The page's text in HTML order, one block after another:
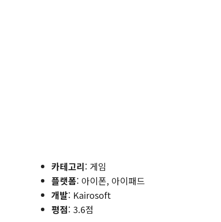
카테고리: 게임
플랫폼: 아이폰, 아이패드
개발: Kairosoft
평점: 3.6점